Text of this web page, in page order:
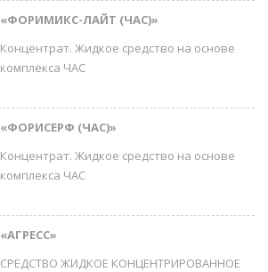
«ФОРИМИКС-ЛАЙТ (ЧАС)»
Концентрат. Жидкое средство на основе
комплекса ЧАС
«ФОРИСЕРФ (ЧАС)»
Концентрат. Жидкое средство на основе
комплекса ЧАС
«АГРЕСС»
СРЕДСТВО ЖИДКОЕ КОНЦЕНТРИРОВАННОЕ